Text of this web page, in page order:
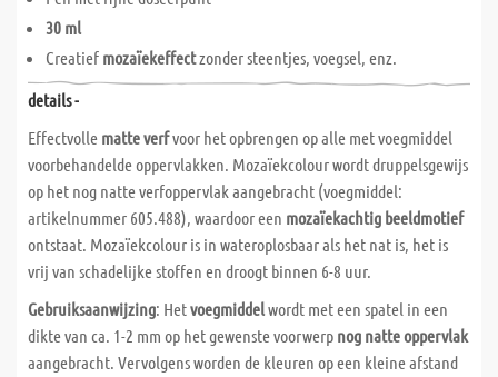
30 ml
Creatief mozaïekeffectzonder steentjes, voegsel, enz.
details -
Effectvolle matte verfvoor het opbrengen op alle met voegmiddel
voorbehandelde oppervlakken. Mozaïekcolour wordt druppelsgewijs
op het nog natte verfoppervlak aangebracht (voegmiddel:
artikelnummer 605.488), waardoor een mozaïekachtig beeldmotief
ontstaat. Mozaïekcolour is in wateroplosbaar als het nat is, het is
vrij van schadelijke stoffen en droogt binnen 6-8 uur.
Gebruiksaanwijzing: Hetvoegmiddelwordt met een spatel in een
dikte van ca. 1-2 mm op het gewenste voorwerp nog natte oppervlak
aangebracht. Vervolgens worden de kleuren op een kleine afstand